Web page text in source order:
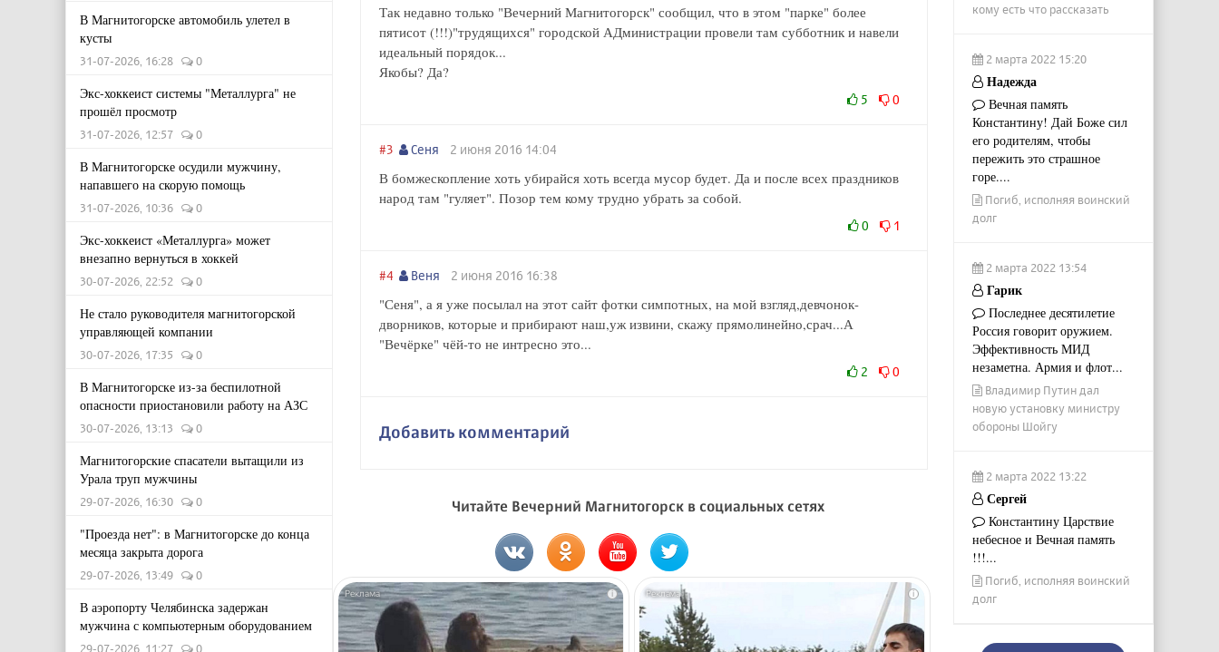
В Магнитогорске автомобиль улетел в
кусты
31-07-2026, 16:28 0
Экс-хоккеист системы "Металлурга" не
прошёл просмотр
31-07-2026, 12:57 0
В Магнитогорске осудили мужчину,
напавшего на скорую помощь
31-07-2026, 10:36 0
Экс-хоккеист «Металлурга» может
внезапно вернуться в хоккей
30-07-2026, 22:52 0
Не стало руководителя магнитогорской
управляющей компании
30-07-2026, 17:35 0
В Магнитогорске из-за беспилотной
опасности приостановили работу на АЗС
30-07-2026, 13:13 0
Магнитогорские спасатели вытащили из
Урала труп мужчины
29-07-2026, 16:30 0
"Проезда нет": в Магнитогорске до конца
месяца закрыта дорога
29-07-2026, 13:49 0
В аэропорту Челябинска задержан
мужчина с компьютерным оборудованием
29-07-2026, 11:27 0
Так недавно только "Вечерний Магнитогорск" сообщил, что в этом "парке" более
пятисот (!!!)"трудящихся" городской АДминистрации провели там субботник и навели
идеальный порядок...
Якобы? Да?
5 0
#3 Сеня 2 июня 2016 14:04
В бомжескопление хоть убирайся хоть всегда мусор будет. Да и после всех праздников
народ там "гуляет". Позор тем кому трудно убрать за собой.
0 1
#4 Веня 2 июня 2016 16:38
"Сеня", а я уже посылал на этот сайт фотки симпотных, на мой взгляд,девчонок-
дворников, которые и прибирают наш,уж извини, скажу прямолинейно,срач...А
"Вечёрке" чёй-то не интресно это...
2 0
Добавить комментарий
Читайте Вечерний Магнитогорск в социальных сетях
i i
кому есть что рассказать
2 марта 2022 15:20
Надежда
Вечная память
Константину! Дай Боже сил
его родителям, чтобы
пережить это страшное
горе....
Погиб, исполняя воинский
долг
2 марта 2022 13:54
Гарик
Последнее десятилетие
Россия говорит оружием.
Эффективность МИД
незаметна. Армия и флот...
Владимир Путин дал
новую установку министру
обороны Шойгу
2 марта 2022 13:22
Сергей
Константину Царствие
небесное и Вечная память
!!!...
Погиб, исполняя воинский
долг